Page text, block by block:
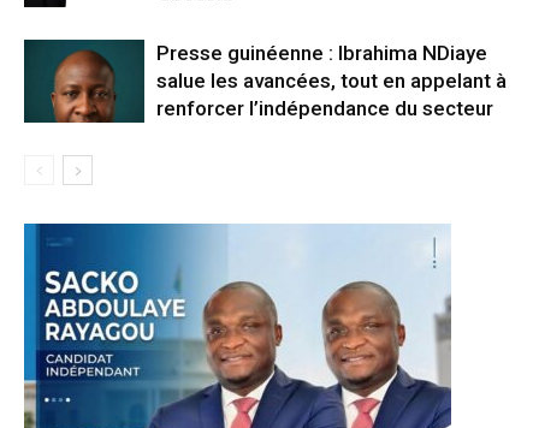
Presse guinéenne : Ibrahima NDiaye
salue les avancées, tout en appelant à
renforcer l’indépendance du secteur